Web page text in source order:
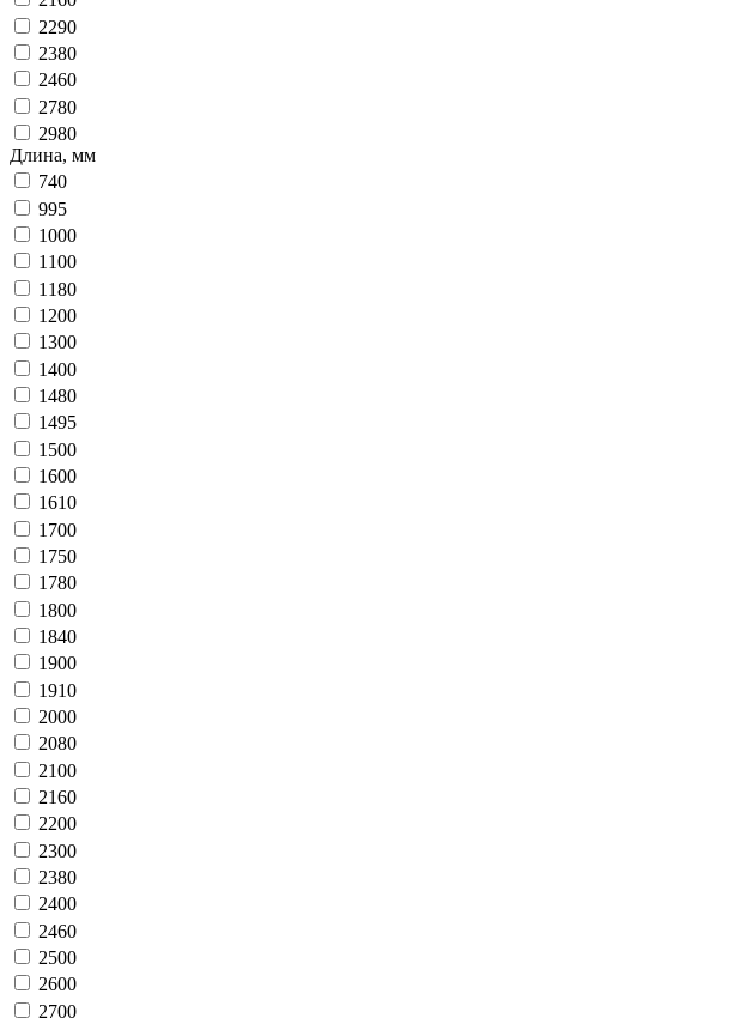
2290
2380
2460
2780
2980
Длина, мм
740
995
1000
1100
1180
1200
1300
1400
1480
1495
1500
1600
1610
1700
1750
1780
1800
1840
1900
1910
2000
2080
2100
2160
2200
2300
2380
2400
2460
2500
2600
2700